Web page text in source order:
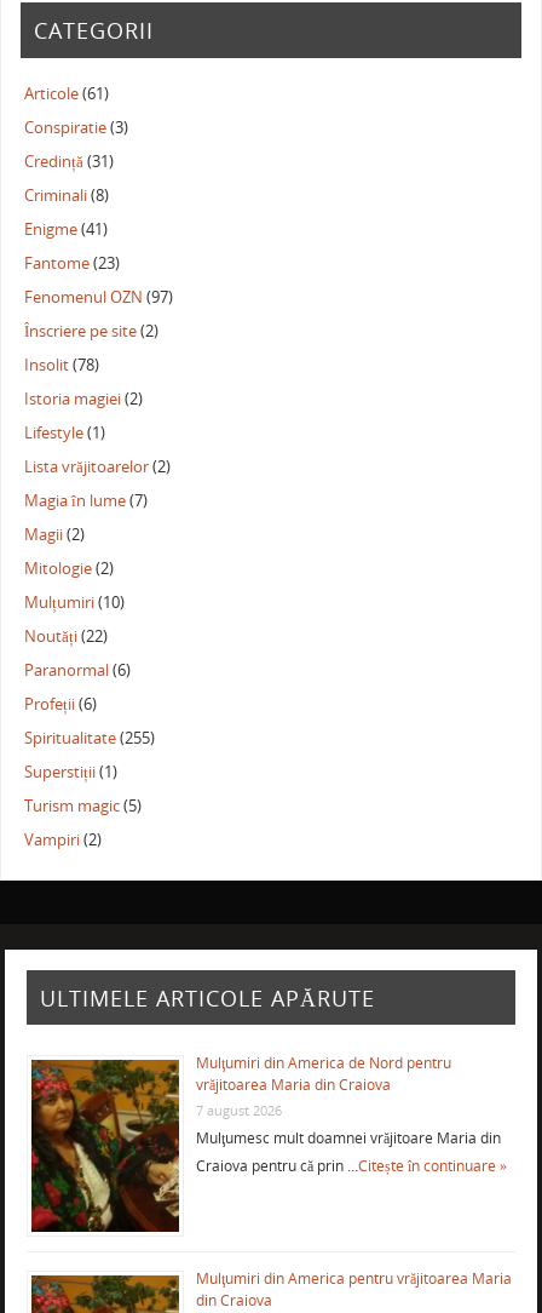
CATEGORII
Articole(61)
Conspiratie(3)
Credință(31)
Criminali(8)
Enigme(41)
Fantome(23)
Fenomenul OZN (97)
Înscriere pe site(2)
Insolit(78)
Istoria magiei(2)
Lifestyle(1)
Lista vrăjitoarelor(2)
Magia în lume(7)
Magii(2)
Mitologie(2)
Mulțumiri(10)
Noutăți(22)
Paranormal(6)
Profeții(6)
Spiritualitate(255)
Superstiții(1)
Turism magic(5)
Vampiri(2)
ULTIMELE ARTICOLE APĂRUTE
Mulţumiri din America de Nord pentru
vrăjitoarea Maria din Craiova
7 august 2026
Mulţumesc mult doamnei vrăjitoare Maria din
Craiova pentru că prin …Citește în continuare »
Mulţumiri din America pentru vrăjitoarea Maria
din Craiova